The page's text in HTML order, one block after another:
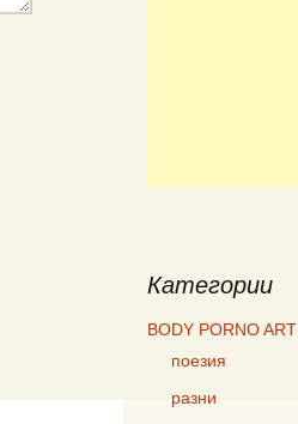
Категории
BODY PORNO ART
поезия
разни